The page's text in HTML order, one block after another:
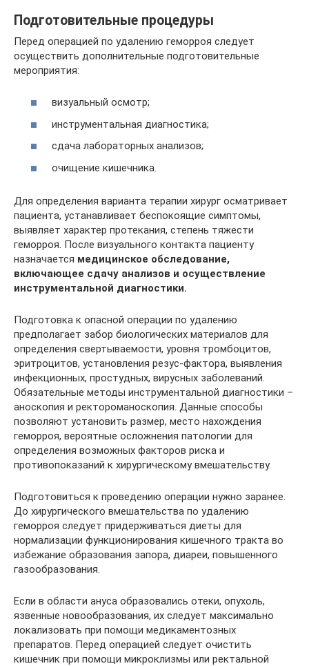
Подготовительные процедуры
Перед операцией по удалению геморроя следует
осуществить дополнительные подготовительные
мероприятия:
визуальный осмотр;
инструментальная диагностика;
сдача лабораторных анализов;
очищение кишечника.
Для определения варианта терапии хирург осматривает
пациента, устанавливает беспокоящие симптомы,
выявляет характер протекания, степень тяжести
геморроя. После визуального контакта пациенту
назначается медицинское обследование,
включающее сдачу анализов и осуществление
инструментальной диагностики.
Подготовка к опасной операции по удалению
предполагает забор биологических материалов для
определения свертываемости, уровня тромбоцитов,
эритроцитов, установления резус-фактора, выявления
инфекционных, простудных, вирусных заболеваний.
Обязательные методы инструментальной диагностики –
аноскопия и ректороманоскопия. Данные способы
позволяют установить размер, место нахождения
геморроя, вероятные осложнения патологии для
определения возможных факторов риска и
противопоказаний к хирургическому вмешательству.
Подготовиться к проведению операции нужно заранее.
До хирургического вмешательства по удалению
геморроя следует придерживаться диеты для
нормализации функционирования кишечного тракта во
избежание образования запора, диареи, повышенного
газообразования.
Если в области ануса образовались отеки, опухоль,
язвенные новообразования, их следует максимально
локализовать при помощи медикаментозных
препаратов. Перед операцией следует очистить
кишечник при помощи микроклизмы или ректальной